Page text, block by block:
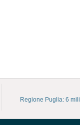
Regione Puglia: 6